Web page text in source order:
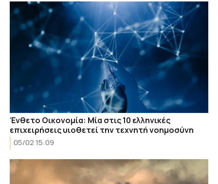
Ένθετο Οικονομία: Μία στις 10 ελληνικές
επιχειρήσεις υιοθετεί την τεχνητή νοημοσύνη
05/02 15:09